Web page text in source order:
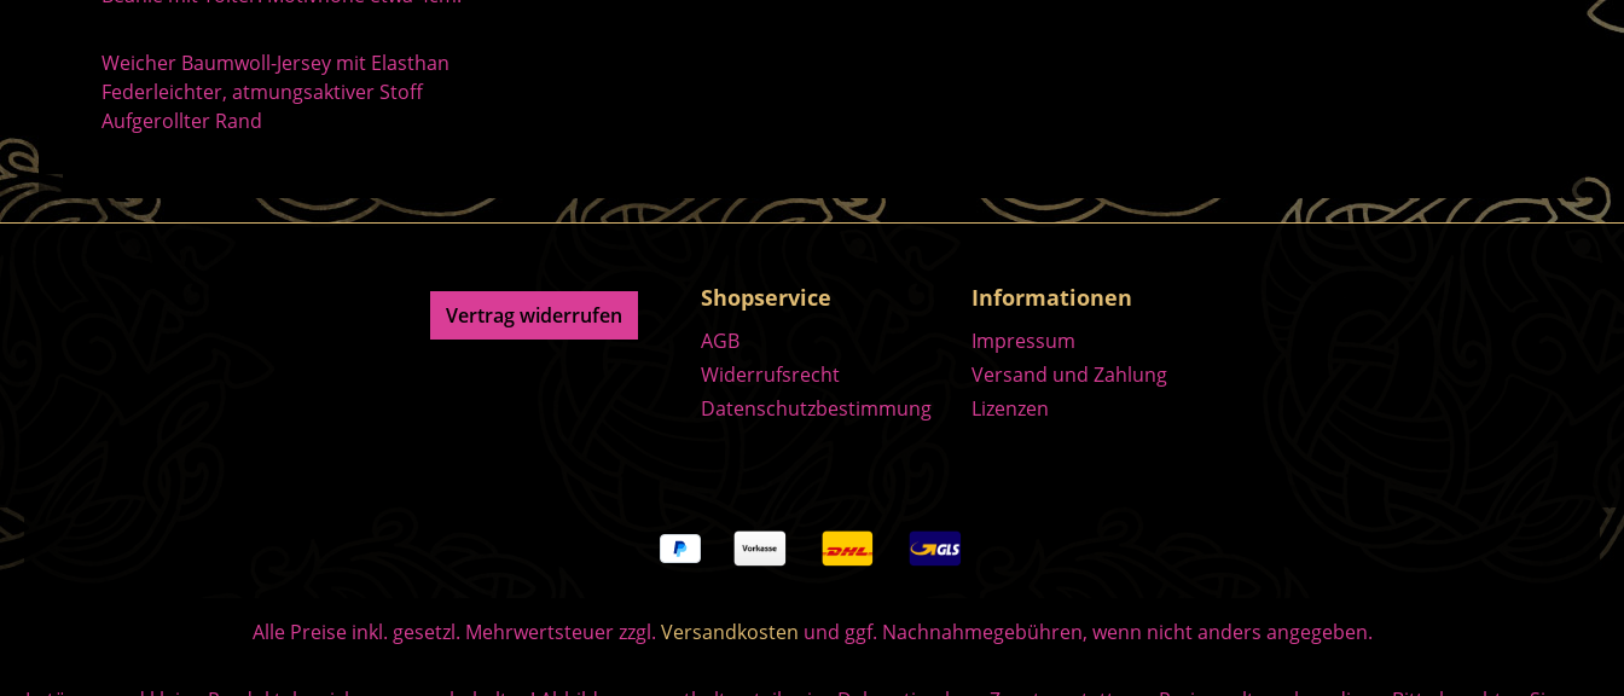
Weicher Baumwoll-Jersey mit Elasthan
Federleichter, atmungsaktiver Stoff
Aufgerollter Rand
Vertrag widerrufen
Shopservice
AGB
Widerrufsrecht
Datenschutzbestimmung
Informationen
Impressum
Versand und Zahlung
Lizenzen
Alle Preise inkl. gesetzl. Mehrwertsteuer zzgl. Versandkosten und ggf. Nachnahmegebühren, wenn nicht anders angegeben.